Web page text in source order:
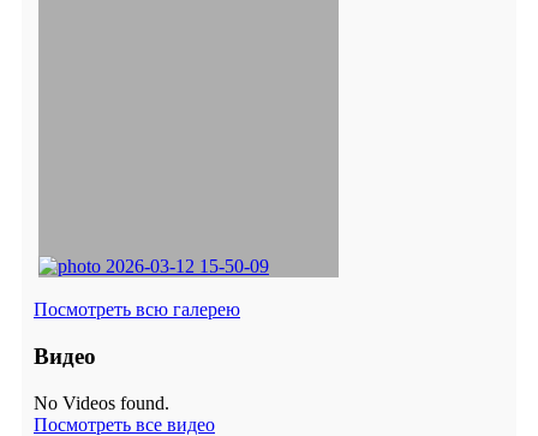
Посмотреть всю галерею
Видео
No Videos found.
Посмотреть все видео